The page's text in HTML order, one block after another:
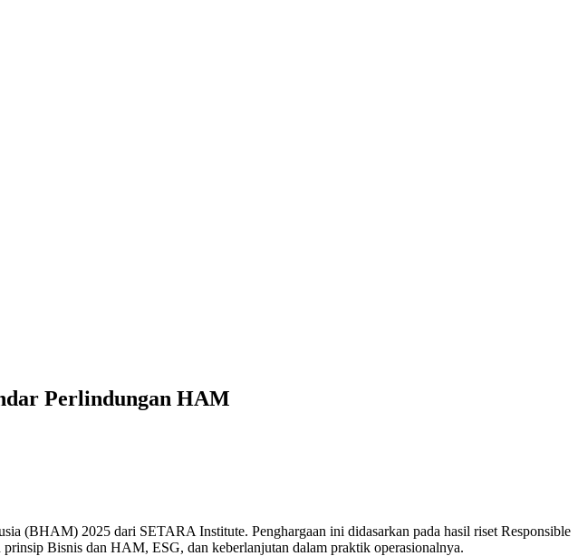
Perlindungan HAM
(BHAM) 2025 dari SETARA Institute. Penghargaan ini didasarkan pada hasil riset Responsible
Bisnis dan HAM, ESG, dan keberlanjutan dalam praktik operasionalnya.